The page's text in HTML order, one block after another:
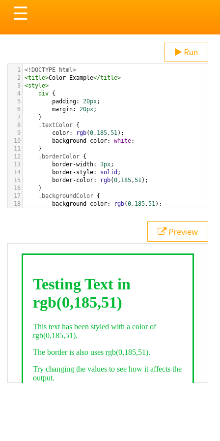
Toggle
navigation
☰
Run
1 <!DOCTYPE html>
2
<title>Color Example</title>
3 <style>
4
div {
5
padding: 20px;
6
margin: 20px;
7
}
8
.textColor {
9
color: rgb(0, 185,51);
10
background-color: white;
11
}
12
.borderColor {
13
border-width: 3px;
14
border-style: solid ;
15
border-color: rgb(0, 185,51);
16
}
17
.backgroundColor {
18
background-color: rgb(0, 185,51);
bottom ,
white, rgb(0,185,51));
div class="textColor borderColor"
< h1>Testing Text in rgb(0,185,51)
Preview